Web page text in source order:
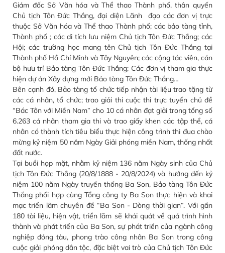
Giám đốc Sở Văn hóa và Thể thao Thành phố, thân quyến
Chủ tịch Tôn Đức Thắng, đại diện Lãnh đạo các đơn vị trực
thuộc Sở Văn hóa và Thể thao Thành phố; các bảo tàng tỉnh,
Thành phố ; các di tích lưu niệm Chủ tịch Tôn Đức Thắng; các
Hội; các trường học mang tên Chủ tịch Tôn Đức Thắng tại
Thành phố Hồ Chí Minh và Tây Nguyên; các cộng tác viên, cán
bộ hưu trí Bảo tàng Tôn Đức Thắng; Các đơn vị tham gia thực
hiện dự án Xây dựng mới Bảo tàng Tôn Đức Thắng…
Bên cạnh đó, Bảo tàng tổ chức tiếp nhận tài liệu trao tặng từ
các cá nhân, tổ chức; trao giải thi cuộc thi trực tuyến chủ đề
“Bác Tôn với Miền Nam” cho 10 cá nhân đạt giải trong tổng số
6.263 cá nhân tham gia thi và trao giấy khen các tập thể, cá
nhân có thành tích tiêu biểu thực hiện công trình thi đua chào
mừng kỷ niệm 50 năm Ngày Giải phóng miền Nam, thống nhất
đất nước.
Tại buổi họp mặt, nhằm kỷ niệm 136 năm Ngày sinh của Chủ
tịch Tôn Đức Thắng (20/8/1888 - 20/8/2024) và hướng đến kỷ
niệm 100 năm Ngày truyền thống Ba Son, Bảo tàng Tôn Đức
Thắng phối hợp cùng Tổng công ty Ba Son thực hiện và khai
mạc triển lãm chuyên đề “Ba Son - Dòng thời gian”. Với gần
180 tài liệu, hiện vật, triển lãm sẽ khái quát về quá trình hình
thành và phát triển của Ba Son, sự phát triển của ngành công
nghiệp đóng tàu, phong trào công nhân Ba Son trong công
cuộc giải phóng dân tộc, đặc biệt vai trò của Chủ tịch Tôn Đức